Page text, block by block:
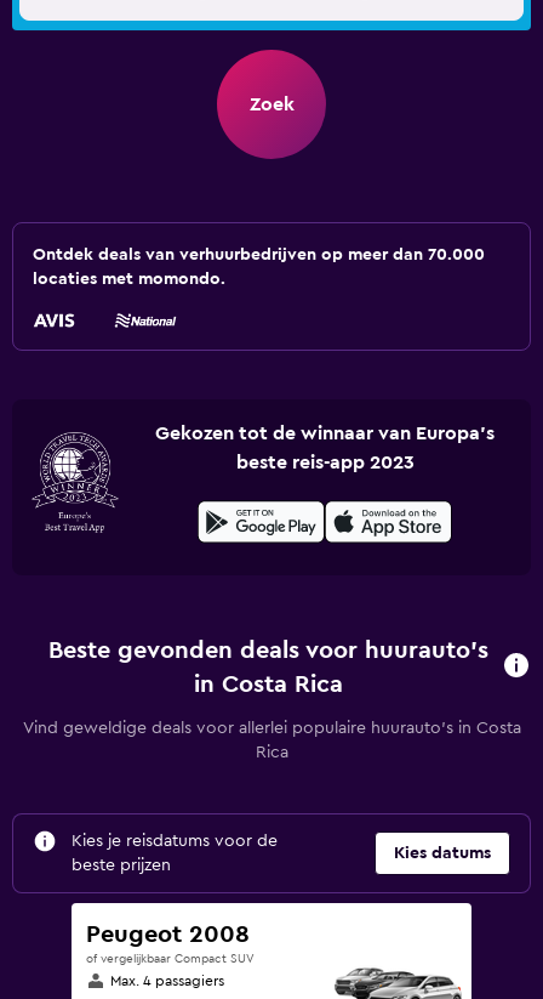
Zoek
Ontdek deals van verhuurbedrijven op meer dan 70.000
locaties met momondo.
Gekozen tot de winnaar van Europa's
beste reis-app 2023
Beste gevonden deals voor huurauto's
in Costa Rica
Vind geweldige deals voor allerlei populaire huurauto's in Costa
Rica
Kies je reisdatums voor de
beste prijzen
Kies datums
Peugeot 2008
of vergelijkbaar Compact SUV
Max. 4 passagiers